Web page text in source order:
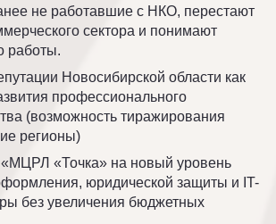
не работавшие с НКО, перестают
сектора и понимают
работы.
Новосибирской области как
профессионального
(возможность тиражирования
регионы)
«Точка» на новый уровень
юридической защиты и IT-
без увеличения бюджетных